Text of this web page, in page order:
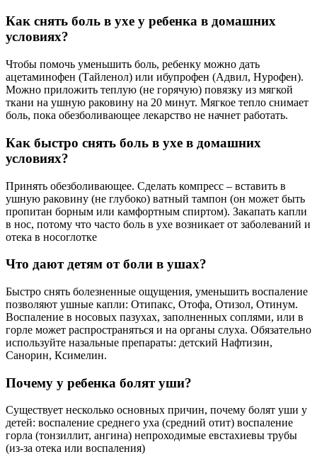
Как снять боль в ухе у ребенка в домашних
условиях?
Чтобы помочь уменьшить боль, ребенку можно дать
ацетаминофен (Тайленол) или ибупрофен (Адвил, Нурофен).
Можно приложить теплую (не горячую) повязку из мягкой
ткани на ушную раковину на 20 минут. Мягкое тепло снимает
боль, пока обезболивающее лекарство не начнет работать.
Как быстро снять боль в ухе в домашних
условиях?
Принять обезболивающее. Сделать компресс – вставить в
ушную раковину (не глубоко) ватный тампон (он может быть
пропитан борным или камфортным спиртом). Закапать капли
в нос, потому что часто боль в ухе возникает от заболеваний и
отека в носоглотке
Что дают детям от боли в ушах?
Быстро снять болезненные ощущения, уменьшить воспаление
позволяют ушные капли: Отипакс, Отофа, Отизол, Отинум.
Воспаление в носовых пазухах, заполненных соплями, или в
горле может распространяться и на органы слуха. Обязательно
используйте назальные препараты: детский Нафтизин,
Санорин, Ксимелин.
Почему у ребенка болят уши?
Существует несколько основных причин, почему болят уши у
детей: воспаление среднего уха (средний отит) воспаление
горла (тонзиллит, ангина) непроходимые евстахиевы трубы
(из-за отека или воспаления)